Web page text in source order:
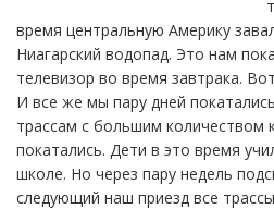
время центральную Америку
Ниагарский водопад. Это нам
телевизор во время завтрака.
И все же мы пару дней
трассам с большим количеством
покатались. Дети в это время
школе. Но через пару недель
следующий наш приезд все